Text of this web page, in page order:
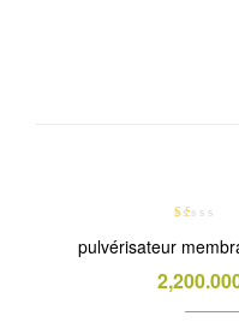
ot
e
1.
00
pulvérisateur